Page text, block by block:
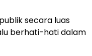
secara luas
berhati-hati dalam